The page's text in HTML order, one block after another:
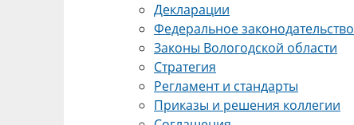
Декларации
Федеральное законодательство
Законы Вологодской области
Стратегия
Регламент и стандарты
Приказы и решения коллегии